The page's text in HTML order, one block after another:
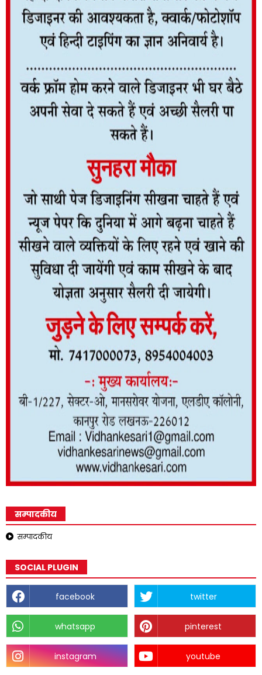
सम्पादकीय
सम्पादकीय
SOCIAL PLUGIN
facebook twitter
whatsapp pinterest
instagram youtube